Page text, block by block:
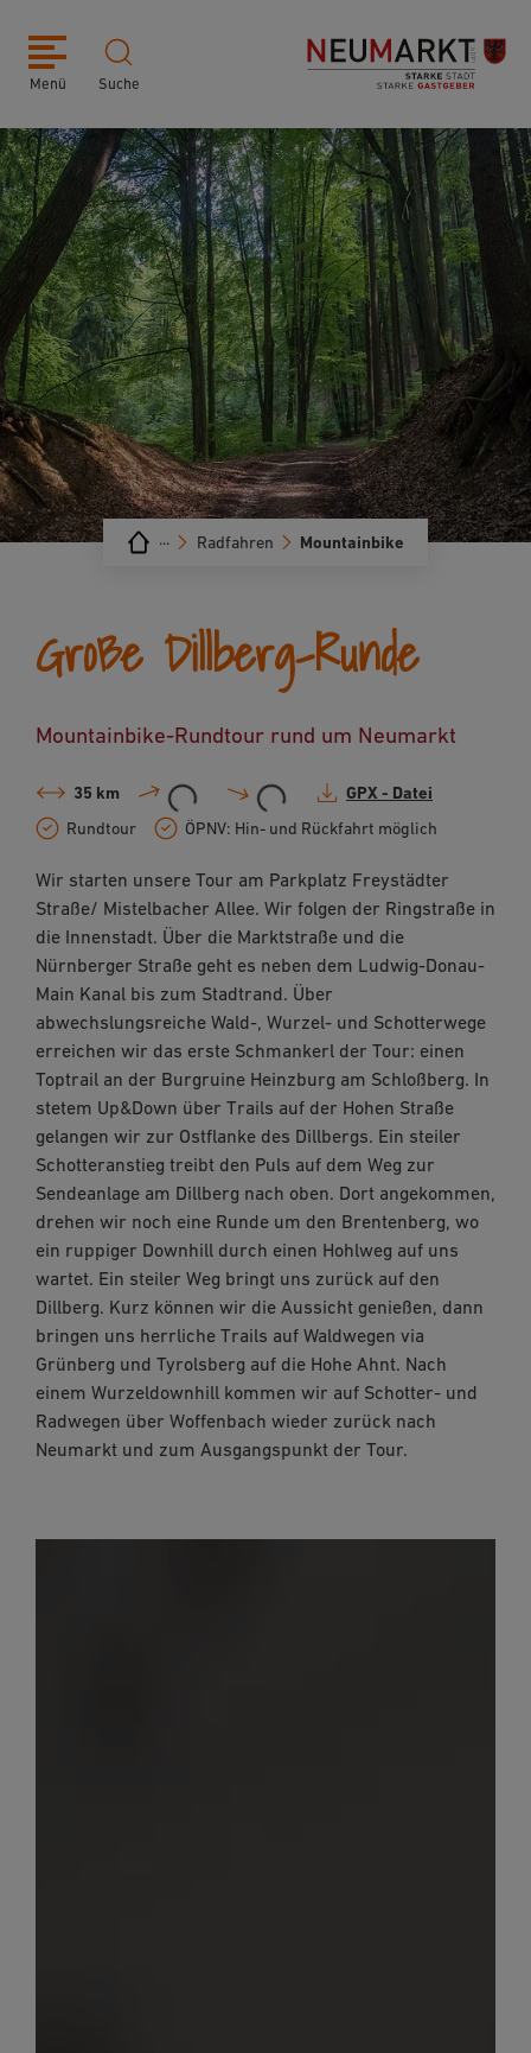
Menü Suche
Mountainbike
Radfahren
···
Große Dillberg-Runde
Mountainbike-Rundtour rund um Neumarkt
35 km
GPX - Datei
Rundtour
ÖPNV: Hin- und Rückfahrt möglich
Wir starten unsere Tour am Parkplatz Freystädter
Straße/ Mistelbacher Allee. Wir folgen der Ringstraße in
die Innenstadt. Über die Marktstraße und die
Nürnberger Straße geht es neben dem Ludwig-Donau-
Main Kanal bis zum Stadtrand. Über
abwechslungsreiche Wald-, Wurzel- und Schotterwege
erreichen wir das erste Schmankerl der Tour: einen
Toptrail an der Burgruine Heinzburg am Schloßberg. In
stetem Up&Down über Trails auf der Hohen Straße
gelangen wir zur Ostflanke des Dillbergs. Ein steiler
Schotteranstieg treibt den Puls auf dem Weg zur
Sendeanlage am Dillberg nach oben. Dort angekommen,
drehen wir noch eine Runde um den Brentenberg, wo
ein ruppiger Downhill durch einen Hohlweg auf uns
wartet. Ein steiler Weg bringt uns zurück auf den
Dillberg. Kurz können wir die Aussicht genießen, dann
bringen uns herrliche Trails auf Waldwegen via
Grünberg und Tyrolsberg auf die Hohe Ahnt. Nach
einem Wurzeldownhill kommen wir auf Schotter- und
Radwegen über Woffenbach wieder zurück nach
Neumarkt und zum Ausgangspunkt der Tour.